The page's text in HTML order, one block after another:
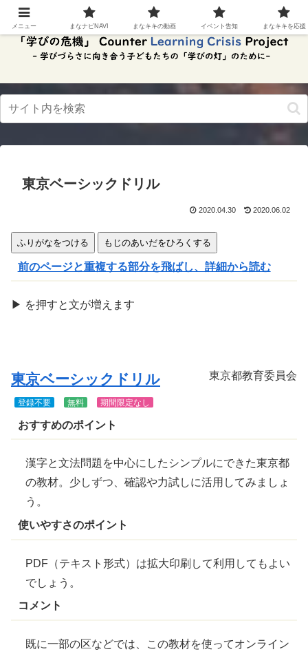
スク
リー
ンリ
ド。
この
ボタ
ンを
と、
ダー
の読
み上
にで
東京ベーシックドリル
2020.04.30 2020.06.02
ふりがなをつける もじのあいだをひろくする
前のページと重複する部分を飛ばし、詳細から読む
▶ を押すと文が増 えます
東京ベーシックドリル 東京都教育委員会
登録不要 無料 期間限定なし
おすすめのポイント
漢字と文法問題を中心にしたシンプルにできた東京都
の教材。少しずつ、確認や力試しに活用してみましょ
う。
使いやすさのポイント
PDF（テキスト形式）は拡大印刷して利用してもよい
でしょう。
コメント
既に一部の区などでは、この教材を使ってオンライン
メニュー まなナビNAVI まなキキの動画 イベント告知 まなキキを応援